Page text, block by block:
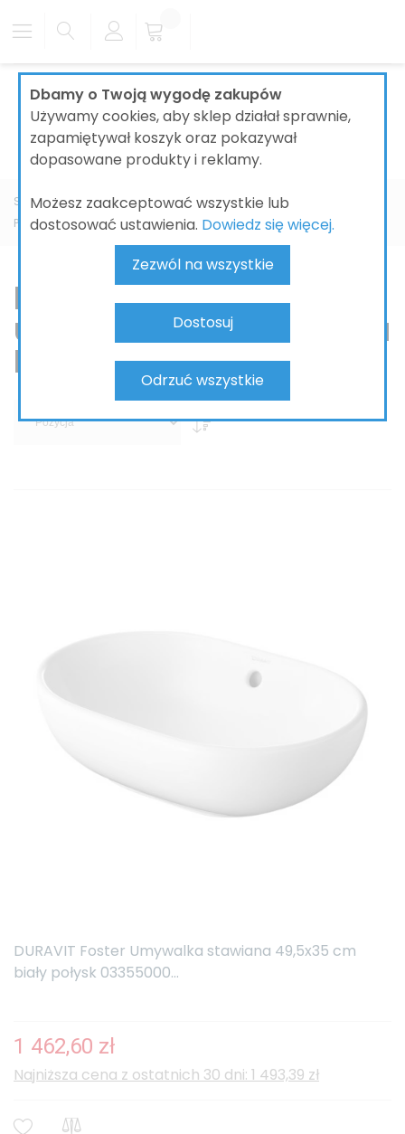
Dbamy o Twoją wygodę zakupów
Używamy cookies, aby sklep działał sprawnie,
zapamiętywał koszyk oraz pokazywał
dopasowane produkty i reklamy.
Możesz zaakceptować wszystkie lub
dostosować ustawienia. Dowiedz się więcej.
Zezwól na wszystkie
Dostosuj
Odrzuć wszystkie
Strona główna ŁAZIENKI
CERAMIKA ŁAZIENKOWA
PRODUCENT
DURAVIT Foster
Duravit Foster –
umywalki i WC projektu
Norman Foster
DURAVIT Foster Umywalka stawiana 49,5x35 cm
biały połysk 03355000...
1 462,60 zł
Najniższa cena z ostatnich 30 dni: 1 493,39 zł